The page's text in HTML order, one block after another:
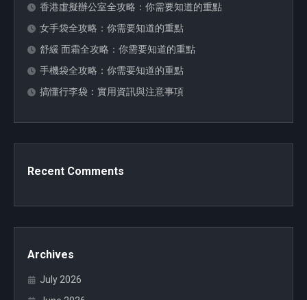
香港虛擬辦公室全攻略：你需要知道的重點
女手袋全攻略：你需要知道的重點
舒緩 面霜全攻略：你需要知道的重點
手機袋全攻略：你需要知道的重點
搞懂行李袋：實用資訊與注意事項
Recent Comments
Archives
July 2026